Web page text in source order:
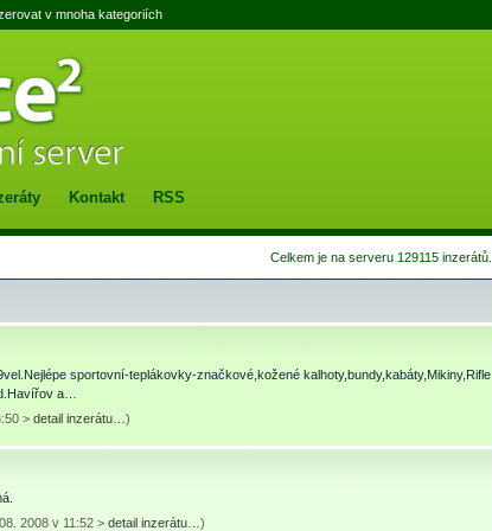
v mnoha kategoriích
Kontakt RSS
Celkem je na serveru 129115 inzerátů.
sportovní-teplákovky-značkové,kožené kalhoty,bundy,kabáty,Mikiny,Rifle
a…
> detail inzerátu… )
2008 v 11:52 > detail inzerátu… )